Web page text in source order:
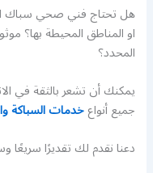
هل تحتاج فني صحي سباك
او المناطق المحيطة بها؟
المحدد؟
يمكنك أن تشعر بالثقة في
جميع أنواعخدمات السباكة
دعنا نقدم لك تقديرًا سريعًا